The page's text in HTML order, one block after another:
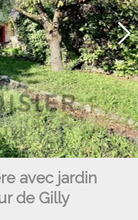
avec jardin
de Gilly